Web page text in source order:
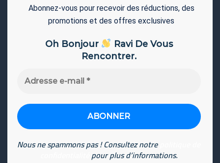
Abonnez-vous pour recevoir des réductions, des
promotions et des offres exclusives
Oh Bonjour
Ravi De Vous
Rencontrer.
Nous ne spammons pas ! Consultez notre
pour plus d’informations.